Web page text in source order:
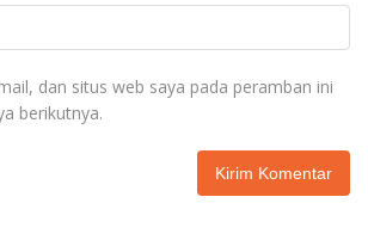
dan situs web saya pada peramban ini
berikutnya.